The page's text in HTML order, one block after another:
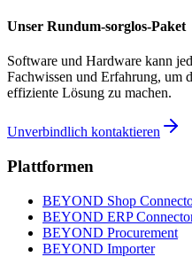
Unser Rundum-sorglos-Paket
Software und Hardware kann
Fachwissen und Erfahrung, um
effiziente Lösung zu machen.
Unverbindlich kontaktieren
Plattformen
BEYOND Shop
BEYOND ERP
BEYOND Procurement
BEYOND Importer